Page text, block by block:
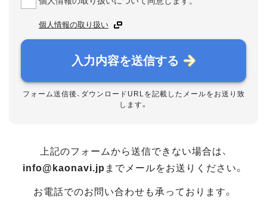
個人情報の取り扱い
入力内容を送信する
フォーム送信後、ダウンロードURLを記載したメールをお送り致
します。
上記のフォームから送信できない場合は、
info@kaonavi.jp までメールをお送りください。
お電話でのお問い合わせも承っております。